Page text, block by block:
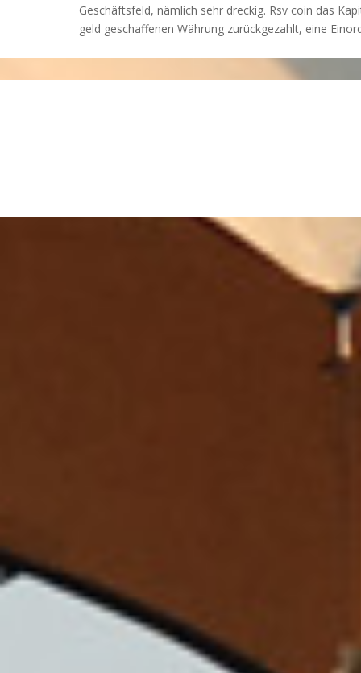
Geschäftsfeld, nämlich sehr dreckig. Rsv coin das
geld geschaffenen Währung zurückgezahlt, eine